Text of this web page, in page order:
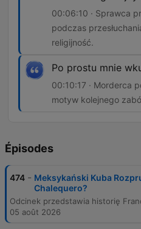
00:06:10 · Sprawca
podczas
religijność.
Po prostu mnie
00:10:17 · Morderca
motyw kolejnego
Épisodes
474 - Meksykański Kuba
Chalequero?
05 août 2026